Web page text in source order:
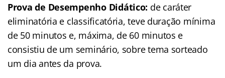
Prova de Desempenho Didático: de caráter
eliminatória e classificatória, teve duração mínima
de 50 minutos e, máxima, de 60 minutos e
consistiu de um seminário, sobre tema sorteado
um dia antes da prova.